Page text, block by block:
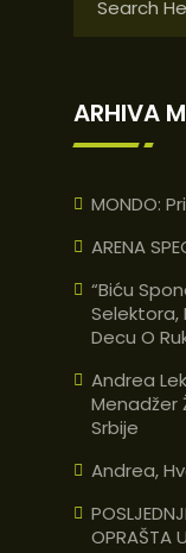
ARHIVA
MONDO:
ARENA
“Biću
Selektora,
Decu O
Andrea
Menadžer
Srbije
Andrea,
OPRAŠTA